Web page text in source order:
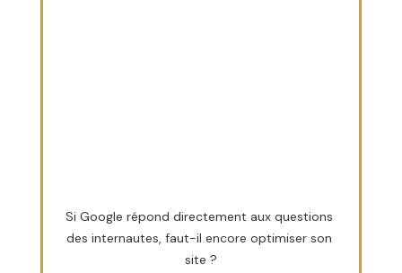
Si Google répond directement aux questions
des internautes, faut-il encore optimiser son
site ?